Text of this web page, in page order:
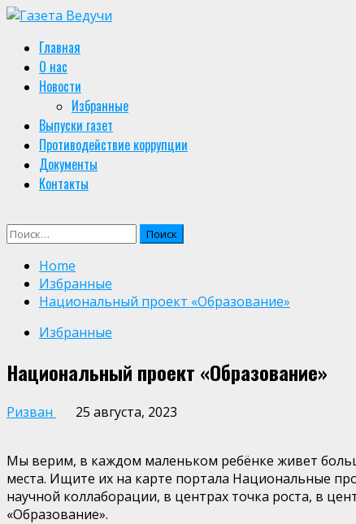
Skip
content
Primary
Menu
Главная
О нас
Новости
Избранные
Выпуски газет
Противодействие коррупции
Документы
Контакты
Найти:
Home
Избранные
Национальный проект «Образование»
Избранные
Национальный проект «Образование»
Ризван 25 августа, 2023
Мы верим, в каждом маленьком ребёнке живет
места. Ищите их на карте портала Национальные
научной коллаборации, в центрах точка роста, в
«Образование».